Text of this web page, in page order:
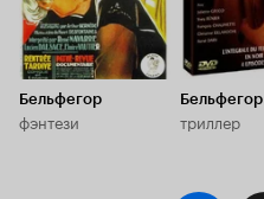
Бельфегор
фэнтези
Бельфегор
триллер